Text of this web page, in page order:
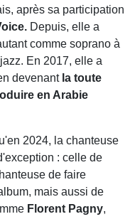
après sa participation
Depuis, elle a
comme soprano à
En 2017, elle a
devenantla toute
en Arabie
2024, la chanteuse
: celle de
de faire
mais aussi de
Florent Pagny,